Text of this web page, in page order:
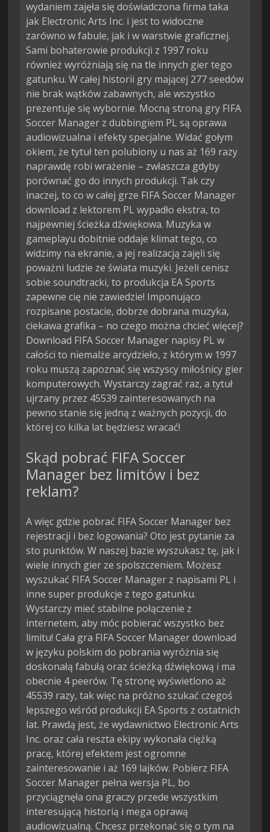
wydaniem zajęła się doświadczona firma taka
jak Electronic Arts Inc. i jest to widoczne
zarówno w fabule, jak i w warstwie graficznej.
Sami bohaterowie produkcji z 1997 roku
również wyróżniają się na tle innych gier tego
gatunku. W całej historii gry mającej 277 seedów
nie brak wątków zabawnych, ale wszystko
prezentuje się wybornie. Mocną stroną gry FIFA
Soccer Manager z dubbingiem PL są oprawa
audiowizualna i efekty specjalne. Widać gołym
okiem, że tytuł ten polubiony u nas aż 169 razy
naprawdę robi wrażenie – zwłaszcza gdyby
porównać go do innych produkcji. Tak czy
inaczej, to co w całej grze FIFA Soccer Manager
download z lektorem PL wypadło ekstra, to
najpewniej ścieżka dźwiękowa. Muzyka w
gameplayu dobitnie oddaje klimat tego, co
widzimy na ekranie, a jej realizacją zajęli się
poważni ludzie ze świata muzyki. Jeżeli cenisz
sobie soundtracki, to produkcja EA Sports
zapewne cię nie zawiedzie! Imponująco
rozpisane postacie, dobrze dobrana muzyka,
ciekawa grafika – no czego można chcieć więcej?
Download FIFA Soccer Manager napisy PL w
całości to niemalże arcydzieło, z którym w 1997
roku muszą zapoznać się wszyscy miłośnicy gier
komputerowych. Wystarczy zagrać raz, a tytuł
ujrzany przez 45539 zainteresowanych na
pewno stanie się jedną z ważnych pozycji, do
której co kilka lat będziesz wracać!
Skąd pobrać FIFA Soccer
Manager bez limitów i bez
reklam?
A więc gdzie pobrać FIFA Soccer Manager bez
rejestracji i bez logowania? Oto jest pytanie za
sto punktów. W naszej bazie wyszukasz tę, jak i
wiele innych gier ze spolszczeniem. Możesz
wyszukać FIFA Soccer Manager z napisami PL i
inne super produkcje z tego gatunku.
Wystarczy mieć stabilne połączenie z
internetem, aby móc pobierać wszystko bez
limitu! Cała gra FIFA Soccer Manager download
w języku polskim do pobrania wyróżnia się
doskonałą fabułą oraz ścieżką dźwiękową i ma
obecnie 4 peerów. Tę stronę wyświetlono aż
45539 razy, tak więc na próżno szukać czegoś
lepszego wśród produkcji EA Sports z ostatnich
lat. Prawdą jest, że wydawnictwo Electronic Arts
Inc. oraz cała reszta ekipy wykonała ciężką
pracę, której efektem jest ogromne
zainteresowanie i aż 169 lajków. Pobierz FIFA
Soccer Manager pełna wersja PL, bo
przyciągnęła ona graczy przede wszystkim
interesującą historią i mega oprawą
audiowizualną. Chcesz przekonać się o tym na